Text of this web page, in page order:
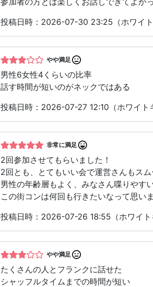
投稿日時：2026-07-30 23:25（ホワイト
やや満足
男性6女性4くらいの比率
話す時間が短いのがネックではある
投稿日時：2026-07-27 12:10（ホワイト
非常に満足
2回参加させてもらいました！
2回とも、とてもいい会で運営さんもス
男性の年齢層もよく、みなさん喋りやす
この街コンは何回も行きたいなって思い
投稿日時：2026-07-26 18:55（ホワイト
やや満足
たくさんの人とフランクに話せた
シャッフルタイムまでの時間が短い